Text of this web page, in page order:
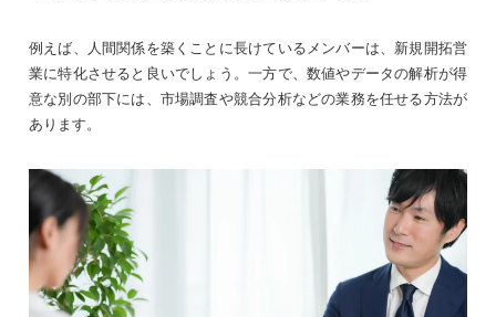
例えば、人間関係を築くことに長けているメンバーは、新規開拓営
業に特化させると良いでしょう。一方で、数値やデータの解析が得
意な別の部下には、市場調査や競合分析などの業務を任せる方法が
あります。